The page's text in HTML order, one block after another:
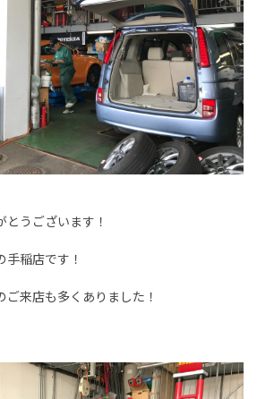
うございます！
稲店です！
来店も多くありました！